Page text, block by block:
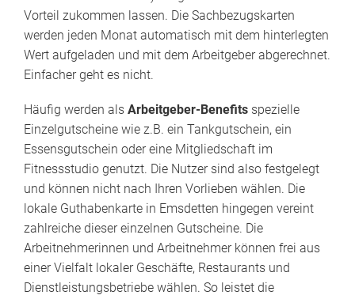
Vorteil zukommen lassen. Die Sachbezugskarten
werden jeden Monat automatisch mit dem hinterlegten
Wert aufgeladen und mit dem Arbeitgeber abgerechnet.
Einfacher geht es nicht.
Häufig werden als Arbeitgeber-Benefits spezielle
Einzelgutscheine wie z.B. ein Tankgutschein, ein
Essensgutschein oder eine Mitgliedschaft im
Fitnessstudio genutzt. Die Nutzer sind also festgelegt
und können nicht nach Ihren Vorlieben wählen. Die
lokale Guthabenkarte in Emsdetten hingegen vereint
zahlreiche dieser einzelnen Gutscheine. Die
Arbeitnehmerinnen und Arbeitnehmer können frei aus
einer Vielfalt lokaler Geschäfte, Restaurants und
Dienstleistungsbetriebe wählen. So leistet die